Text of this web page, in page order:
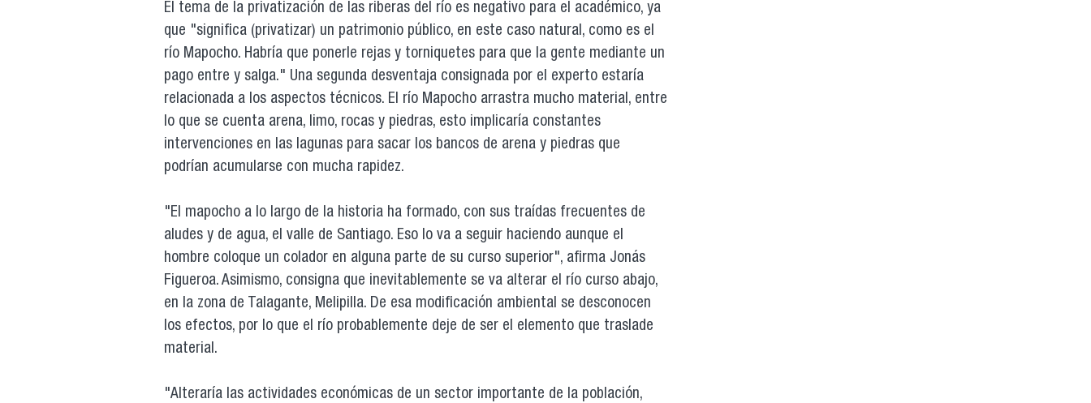
El tema de la privatización de las riberas del río es negativo para el académico, ya
que "significa (privatizar) un patrimonio público, en este caso natural, como es el
río Mapocho. Habría que ponerle rejas y torniquetes para que la gente mediante un
pago entre y salga." Una segunda desventaja consignada por el experto estaría
relacionada a los aspectos técnicos. El río Mapocho arrastra mucho material, entre
lo que se cuenta arena, limo, rocas y piedras, esto implicaría constantes
intervenciones en las lagunas para sacar los bancos de arena y piedras que
podrían acumularse con mucha rapidez.
"El mapocho a lo largo de la historia ha formado, con sus traídas frecuentes de
aludes y de agua, el valle de Santiago. Eso lo va a seguir haciendo aunque el
hombre coloque un colador en alguna parte de su curso superior", afirma Jonás
Figueroa. Asimismo, consigna que inevitablemente se va alterar el río curso abajo,
en la zona de Talagante, Melipilla. De esa modificación ambiental se desconocen
los efectos, por lo que el río probablemente deje de ser el elemento que traslade
material.
"Alteraría las actividades económicas de un sector importante de la población,